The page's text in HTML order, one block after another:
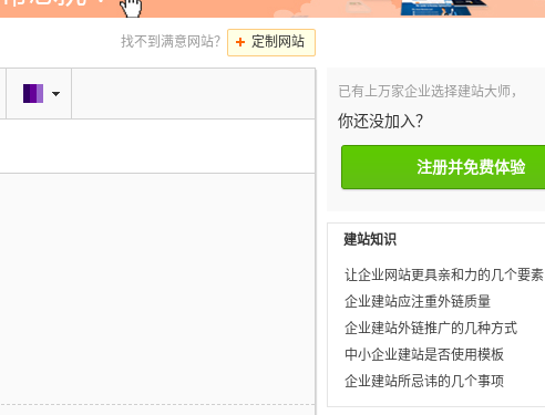
定制网站
找不到满意网站？
已有上万家企业选择建站大师，
你还没加入？
注册并免费体验
建站知识
让企业网站更具亲和力的几个要素
企业建站应注重外链质量
企业建站外链推广的几种方式
中小企业建站是否使用模板
企业建站所忌讳的几个事项